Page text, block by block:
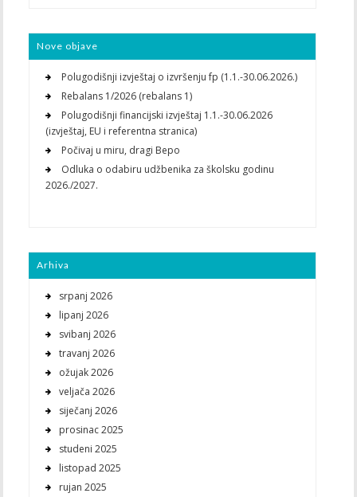
Nove objave
Polugodišnji izvještaj o izvršenju fp (1.1.-30.06.2026.)
Rebalans 1/2026 (rebalans 1)
Polugodišnji financijski izvještaj 1.1.-30.06.2026
(izvještaj, EU i referentna stranica)
Počivaj u miru, dragi Bepo
Odluka o odabiru udžbenika za školsku godinu
2026./2027.
Arhiva
srpanj 2026
lipanj 2026
svibanj 2026
travanj 2026
ožujak 2026
veljača 2026
siječanj 2026
prosinac 2025
studeni 2025
listopad 2025
rujan 2025